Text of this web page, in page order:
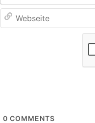
0 COMMENTS